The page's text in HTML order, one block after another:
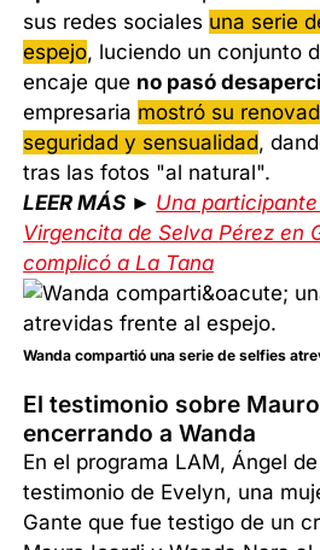
sus redes sociales una serie
espejo, luciendo un conjunto
encaje que no pasó
empresaria mostró su
seguridad y sensualidad,
tras las fotos "al natural".
LEER MÁS ► Una
Virgencita de Selva Pérez en
complicó a La Tana
Wanda compartió una serie de selfies
El testimonio sobre
encerrando a Wanda
En el programa LAM, Ángel
testimonio de Evelyn, una
Gante que fue testigo de un